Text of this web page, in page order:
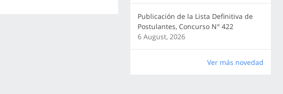
Publicación de la Lista Definitiva de
Postulantes, Concurso N° 422
6 August, 2026
Ver más novedad